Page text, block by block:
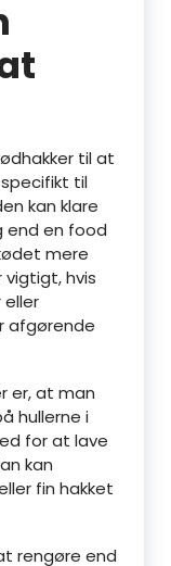
til at
til
kan klare
end en food
mere
hvis
eller
afgørende
er, at man
hullerne i
for at lave
kan
fin hakket
rengøre end